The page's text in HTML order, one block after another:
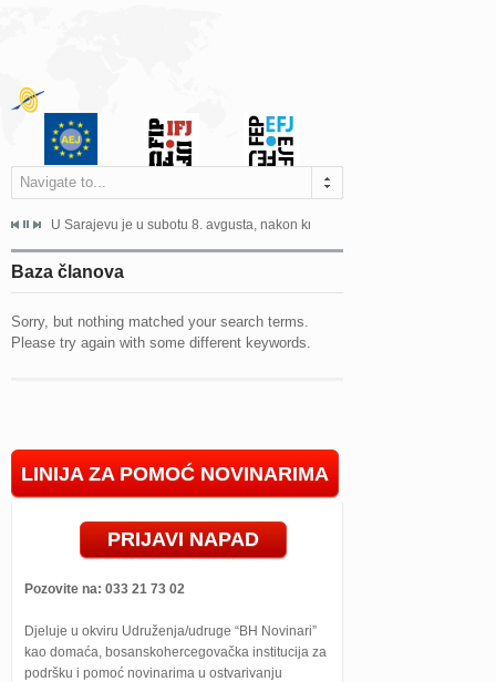
Navigate to...
na zahtjeve za pristup informacijama u zakonskom...
U Sarajevu je u subotu 8. avgusta, nakon kraće bolesti, preminuo
Baza članova
Sorry, but nothing matched your search terms.
Please try again with some different keywords.
LINIJA ZA POMOĆ NOVINARIMA
PRIJAVI NAPAD
Pozovite na: 033 21 73 02
Djeluje u okviru Udruženja/udruge “BH Novinari”
kao domaća, bosanskohercegovačka institucija za
podršku i pomoć novinarima u ostvarivanju